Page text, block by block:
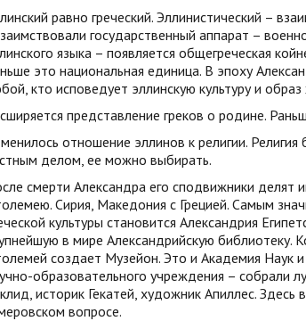
равно греческий. Эллинистический –
государственный аппарат –
языка – появляется общегреческая
это национальная единица. В эпоху
кто исповедует эллинскую культуру и образ
представление греков о родине.
отношение эллинов к религии.
делом, ее можно выбирать.
смерти Александра его сподвижники делят
Сирия, Македония с Грецией. Самым
культуры становится Александрия
в мире Александрийскую библиотеку.
создает Музейон. Это и Академия Наук
образовательного учреждения – собрали
историк Гекатей, художник Апиллес.
вопросе.